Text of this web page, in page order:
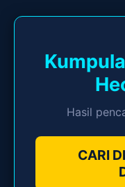
Hasil
CARI